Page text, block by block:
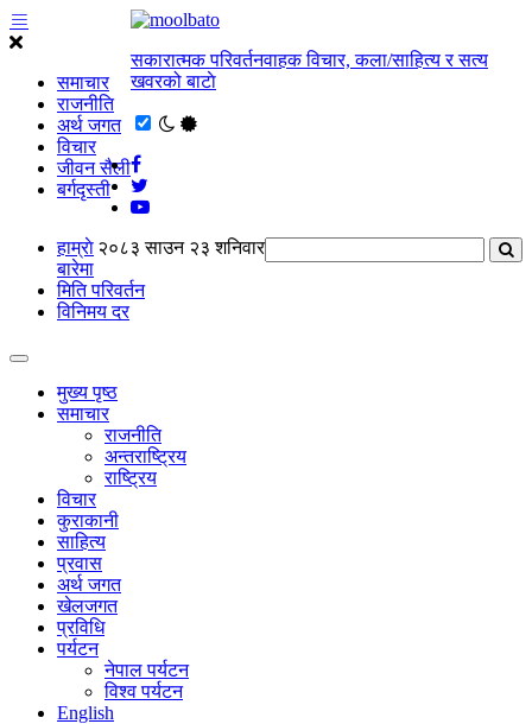
समाचार
राजनीति
अर्थ जगत
विचार
जीवन सैली
बर्गदृस्ती
सकारात्मक परिवर्तनवाहक विचार, कला/साहित्य र सत्य
खवरको बाटाे
२०८३ साउन २३ शनिवार
हाम्राे
बारेमा
मिति परिवर्तन
विनिमय दर
मुख्य पृष्ठ
समाचार
राजनीति
अन्तराष्ट्रिय
राष्ट्रिय
विचार
कुराकानी
साहित्य
प्रवास
अर्थ जगत
खेलजगत
प्रविधि
पर्यटन
नेपाल पर्यटन
विश्व पर्यटन
English